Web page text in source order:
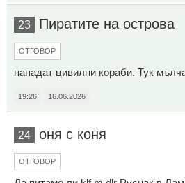
23 Пиратите на острова
ОТГОВОР
нападат цивилни кораби. Тук
19:26 16.06.2026
24 оня с коня
ОТГОВОР